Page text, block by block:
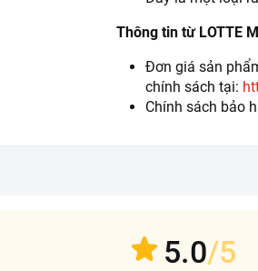
Thông tin từ LOTTE
Đơn giá sản
chính sách tại:
Chính sách bảo
5.0/5